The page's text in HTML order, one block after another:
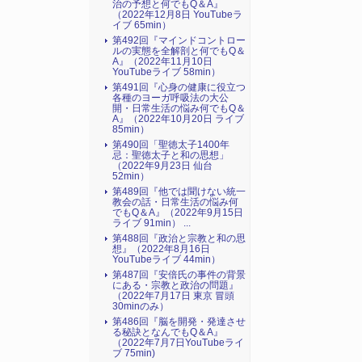
治の予想と何でもQ＆A』
（2022年12月8日 YouTubeラ
イブ 65min）
第492回『マインドコントロー
ルの実態を全解剖と何でもQ＆
A』（2022年11月10日
YouTubeライブ 58min）
第491回『心身の健康に役立つ
各種のヨーガ呼吸法の大公
開・日常生活の悩み何でもQ＆
A』（2022年10月20日 ライブ
85min）
第490回「聖徳太子1400年
忌：聖徳太子と和の思想」
（2022年9月23日 仙台
52min）
第489回『他では聞けない統一
教会の話・日常生活の悩み何
でもQ＆A』（2022年9月15日
ライブ 91min） ...
第488回『政治と宗教と和の思
想』（2022年8月16日
YouTubeライブ 44min）
第487回『安倍氏の事件の背景
にある・宗教と政治の問題』
（2022年7月17日 東京 冒頭
30minのみ）
第486回『脳を開発・発達させ
る秘訣となんでもQ＆A』
（2022年7月7日YouTubeライ
ブ 75min)